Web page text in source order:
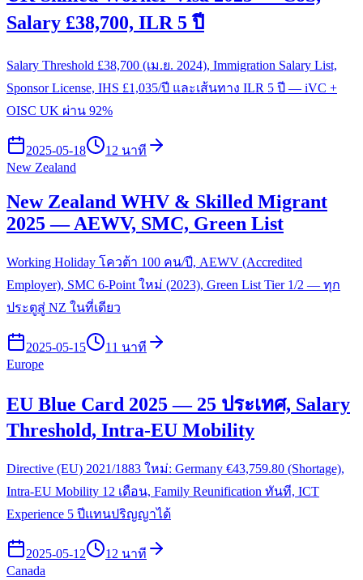
Salary £38,700, ILR 5 ปี
Salary Threshold £38,700 (เม.ย. 2024), Immigration Salary List,
Sponsor License, IHS £1,035/ปี และเส้นทาง ILR 5 ปี — iVC +
OISC UK ผ่าน 92%
2025-05-18
12 นาที
New Zealand
New Zealand WHV & Skilled Migrant
2025 — AEWV, SMC, Green List
Working Holiday โควต้า 100 คน/ปี, AEWV (Accredited
Employer), SMC 6-Point ใหม่ (2023), Green List Tier 1/2 — ทุก
ประตูสู่ NZ ในที่เดียว
2025-05-15
11 นาที
Europe
EU Blue Card 2025 — 25 ประเทศ, Salary
Threshold, Intra-EU Mobility
Directive (EU) 2021/1883 ใหม่: Germany €43,759.80 (Shortage),
Intra-EU Mobility 12 เดือน, Family Reunification ทันที, ICT
Experience 5 ปีแทนปริญญาได้
2025-05-12
12 นาที
Canada